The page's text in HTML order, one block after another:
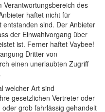
Verantwortungsbereich des
haftet nicht für
sind. Der Anbieter
der Einwahlvorgang über
ist. Ferner haftet Vaybee!
Dritter von
einen unerlaubten Zugriff
welcher Art sind
gesetzlichen Vertreter oder
grob fahrlässig gehandelt